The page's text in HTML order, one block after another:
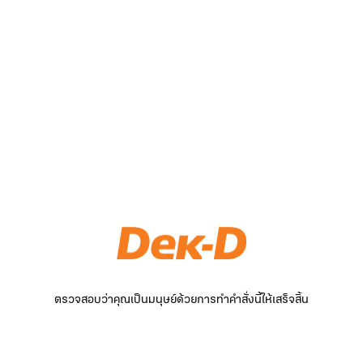
ตรวจสอบว่าคุณเป็นมนุษย์ด้วยการทำคำสั่งนี้ให้เสร็จสิ้น